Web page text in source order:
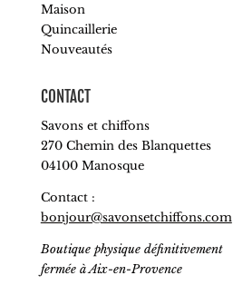
Maison
Quincaillerie
Nouveautés
CONTACT
Savons et chiffons
270 Chemin des Blanquettes
04100 Manosque
Contact :
bonjour@savonsetchiffons.com
Boutique physique définitivement
fermée à Aix-en-Provence